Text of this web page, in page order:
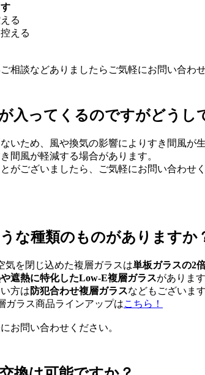
る
える
相談などありましたらご気軽にお問い合わせ
入ってくるのですがどうし
いため、風や換気の影響によりすき間風が
間風が軽減する場合があります。
がございましたら、ご気軽にお問い合わせく
な種類のものがありますか
気を閉じ込めた複層ガラスは単板ガラスの2
遮熱に特化したLow-E複層ガラスがあります
方は 防犯合わせ複層ガラスなどもございます
ガラス商品ラインアップはこちら！
お問い合わせください。